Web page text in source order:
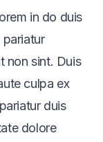
in do duis
pariatur
non sint. Duis
culpa ex
duis
dolore